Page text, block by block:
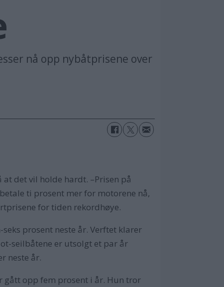
nå opp nybåtprisene over
det vil holde hardt. –Prisen på
ti prosent mer for motorene nå,
for tiden rekordhøye.
prosent neste år. Verftet klarer
seilbåtene er utsolgt et par år
neste år.
gått opp fem prosent i år. Hun tror